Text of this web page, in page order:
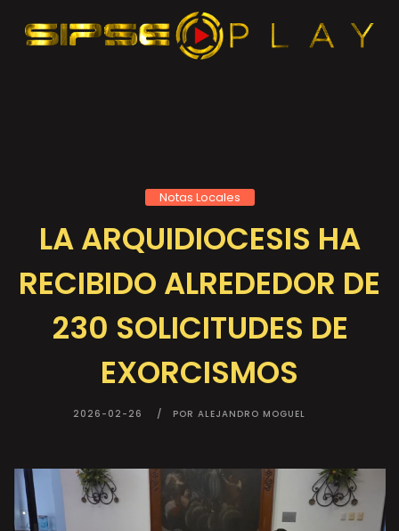
Notas Locales
LA ARQUIDIOCESIS HA
RECIBIDO ALREDEDOR DE
230 SOLICITUDES DE
EXORCISMOS
2026-02-26 POR ALEJANDRO MOGUEL